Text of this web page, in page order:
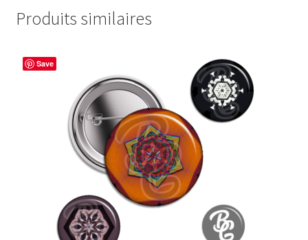
Produits similaires
Save